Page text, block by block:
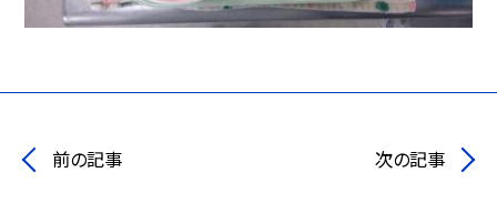
前の記事 次の記事